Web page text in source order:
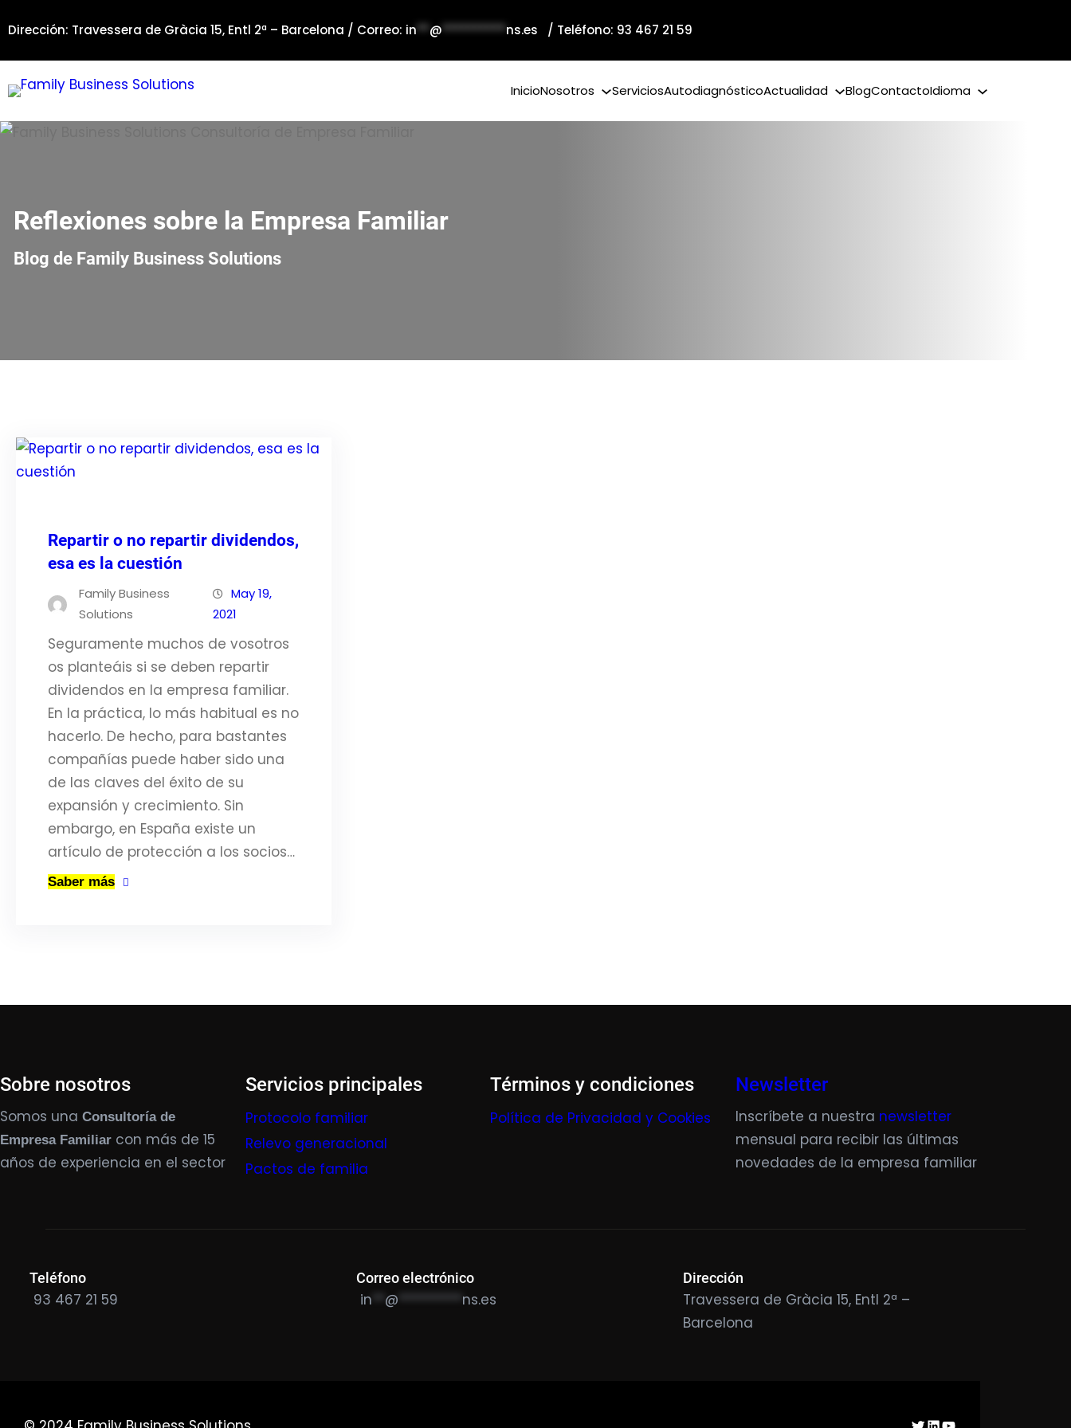
al
contenido
Dirección: Travessera de Gràcia 15, Entl 2ª – Barcelona / Correo: in**@**********ns.es / Teléfono: 93 467 21 59
InicioNosotros ServiciosAutodiagnósticoActualidad BlogContactoIdioma
Reflexiones sobre la Empresa Familiar
Blog de Family Business Solutions
Repartir o no repartir dividendos,
esa es la cuestión
Family Business
Solutions
May 19,
2021
Seguramente muchos de vosotros
os planteáis si se deben repartir
dividendos en la empresa familiar.
En la práctica, lo más habitual es no
hacerlo. De hecho, para bastantes
compañías puede haber sido una
de las claves del éxito de su
expansión y crecimiento. Sin
embargo, en España existe un
artículo de protección a los socios…
Saber más
Sobre nosotros
Somos una Consultoría de
Empresa Familiar con más de 15
años de experiencia en el sector
Servicios principales
Protocolo familiar
Relevo generacional
Pactos de familia
Términos y condiciones
Política de Privacidad y Cookies
Newsletter
Inscríbete a nuestra newsletter
mensual para recibir las últimas
novedades de la empresa familiar
Teléfono
93 467 21 59
Correo electrónico
in @ ********** ns.es
Dirección
Travessera de Gràcia 15, Entl 2ª –
Barcelona